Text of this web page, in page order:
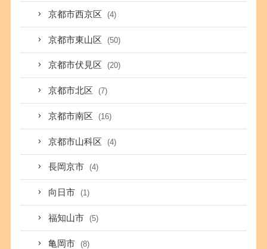
京都市西京区 (4)
京都市東山区 (50)
京都市伏見区 (20)
京都市北区 (7)
京都市南区 (16)
京都市山科区 (4)
長岡京市 (4)
向日市 (1)
福知山市 (5)
亀岡市 (8)